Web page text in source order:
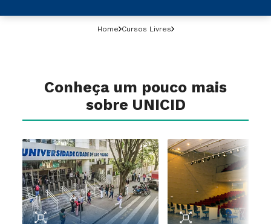
Home Cursos Livres
Conheça um pouco mais
sobre UNICID